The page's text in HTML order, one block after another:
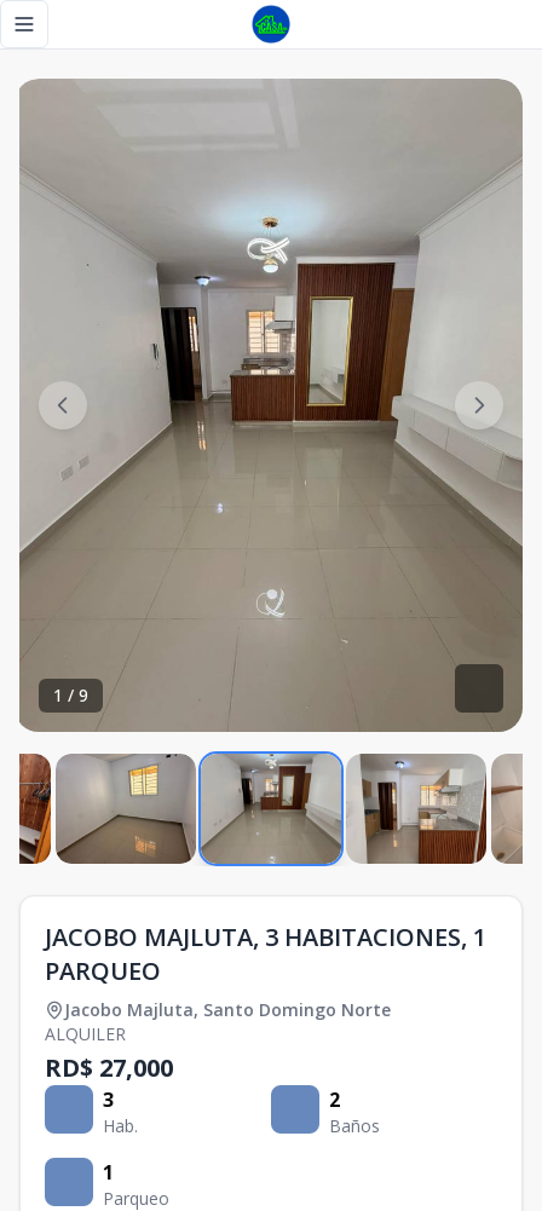
Toggle navigation menu
1 / 9
JACOBO MAJLUTA, 3 HABITACIONES, 1
PARQUEO
Jacobo Majluta, Santo Domingo Norte
ALQUILER
RD$ 27,000
3
Hab.
2
Baños
1
Parqueo
JACOBO MAJLUTA, 3 HABITACIONES, 1 PARQUEO - Tu Casa